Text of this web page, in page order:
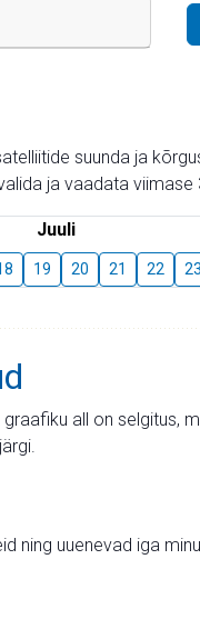
suunda ja
ja vaadata viimase
Juuli
19 20 21 22 23
all on selgitus,
ning uuenevad iga